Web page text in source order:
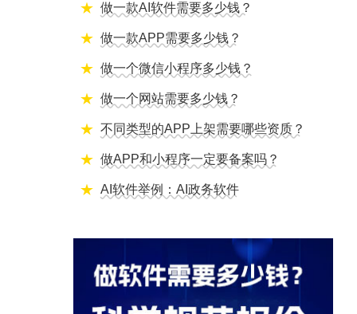
做一款AI软件需要多少钱？
做一款APP需要多少钱？
做一个微信小程序多少钱？
做一个网站需要多少钱？
不同类型的APP上架需要哪些资质？
做APP和小程序一定要备案吗？
AI软件举例：AI政务软件